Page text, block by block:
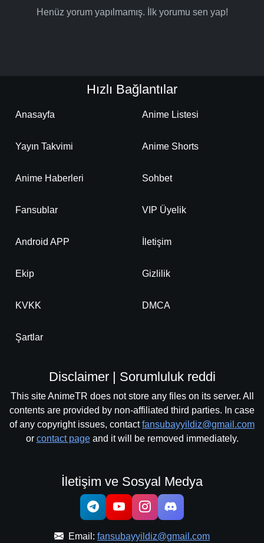
Henüz yorum yapılmamış. İlk yorumu sen yap!
Hızlı Bağlantılar
Anasayfa Anime Listesi
Yayın Takvimi Anime Shorts
Anime Haberleri Sohbet
Fansublar VIP Üyelik
Android APP İletişim
Ekip Gizlilik
KVKK DMCA
Şartlar
Disclaimer | Sorumluluk reddi
This site AnimeTR does not store any files on its server. All
contents are provided by non-affiliated third parties. In case
of any copyright issues, contactfansubayyildiz@gmail.com
or contact pageand it will be removed immediately.
İletişim ve Sosyal Medya
Email: fansubayyildiz@gmail.com